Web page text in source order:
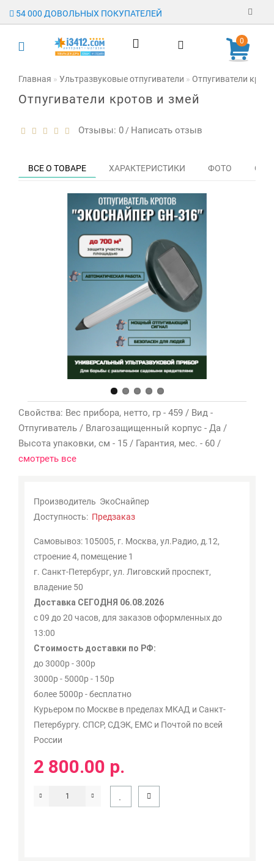
54 000 ДОВОЛЬНЫХ ПОКУПАТЕЛЕЙ
Регистрация
0
Главная Ультразвуковые отпугиватели Отпугиватели
Отпугиватели кротов и змей
Отзывы: 0 / Написать отзыв
ВСЕ О ТОВАРЕ ХАРАКТЕРИСТИКИ ФОТО
Свойства: Вес прибора, нетто, гр - 459 / Вид -
Отпугиватель / Влагозащищенный корпус - Да /
Высота упаковки, см - 15 / Гарантия, мес. - 60 /
смотреть все
Производитель ЭкоСнайпер
Доступность: Предзаказ
Самовывоз: 105005, г. Москва, ул.Радио, д.12,
строение 4, помещение 1
г. Санкт-Петербург, ул. Лиговский проспект,
владение 50
Доставка СЕГОДНЯ 06.08.2026
с 09 до 20 часов, для заказов оформленных до
13:00
Стоимость доставки по РФ:
до 3000р - 300р
3000р - 5000р - 150р
более 5000р - бесплатно
Курьером по Москве в пределах МКАД и Санкт-
Петербургу. СПСР, СДЭК, ЕМС и Почтой по всей
России
2 800.00 р.